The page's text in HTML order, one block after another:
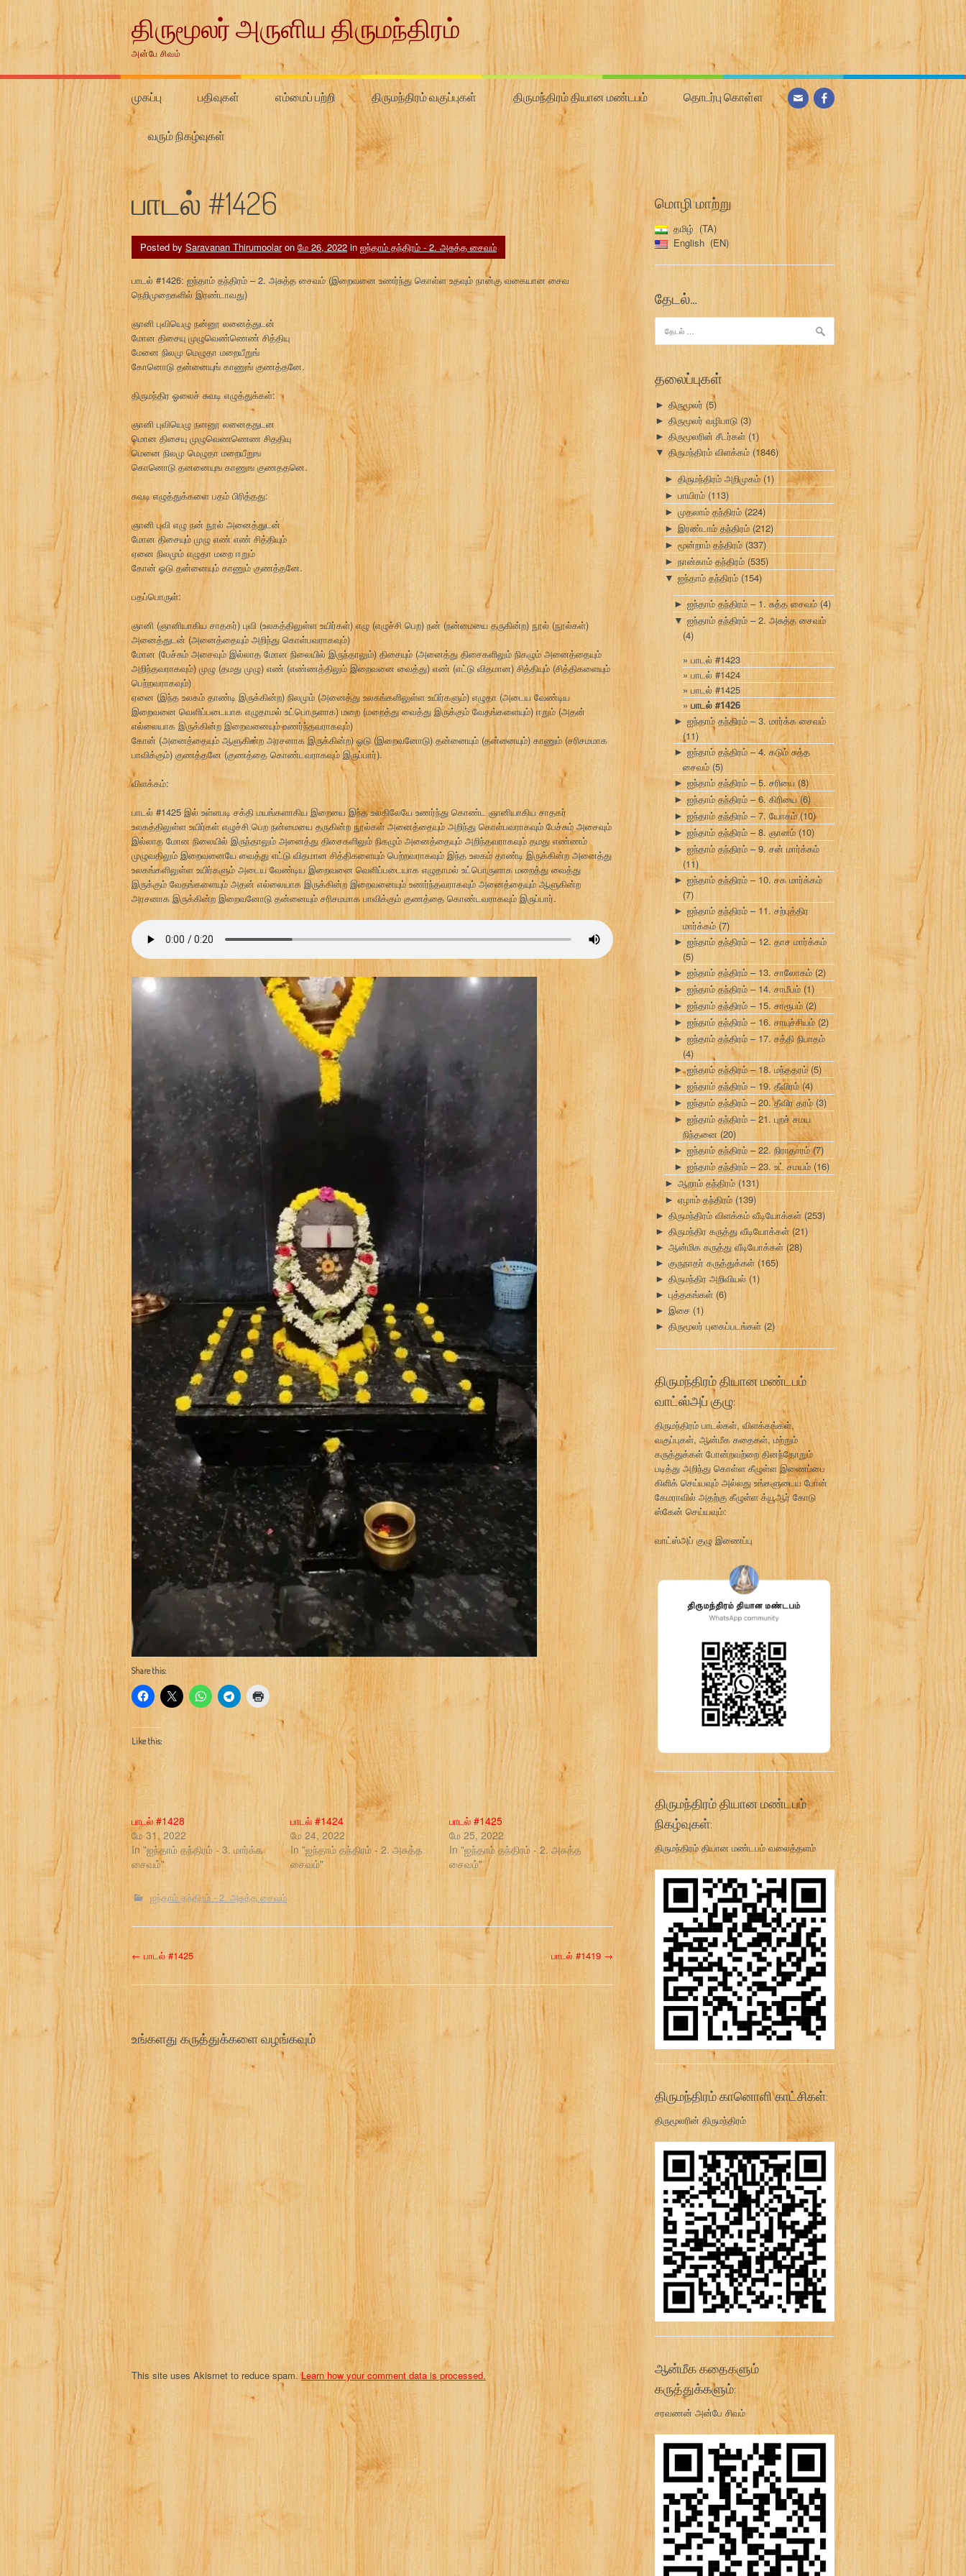
திருமூலர் அருளிய திருமந்திரம்
அன்பே சிவம்
முகப்பு பதிவுகள் எம்மைப் பற்றி திருமந்திரம் வகுப்புகள் திருமந்திரம் தியான மண்டபம் தொடர்பு கொள்ள
வரும் நிகழ்வுகள்
பாடல் #1426
Posted by Saravanan Thirumoolaron மே 26, 2022 in ஐந்தாம் தந்திரம் - 2. அசுத்த சைவம்
பாடல் #1426: ஐந்தாம் தந்திரம் – 2. அசுத்த சைவம் (இறைவனை உணர்ந்து கொள்ள உதவும் நான்கு வகையான சைவ
நெறிமுறைகளில் இரண்டாவது)
ஞானி புவியெழு நன்னூ லனைத்துடன்
மோன திசையு முழுவெண்ணெண் சித்தியு
மேனை நிலமு மெழுதா மறையீறுங்
கோனொடு தன்னையுங் காணுங் குணத்தனே.
திருமந்திர ஓலைச் சுவடி எழுத்துக்கள்:
ஞானி புவியெழு நனனூ லனைததுடன
மொன திசையு முழுவெணணெண சிததியு
மெனை நிலமு மெழுதா மறையீறுங
கொனொடு தனனையுங காணுங குணததனெ.
சுவடி எழுத்துக்களை பதம் பிரித்தது:
ஞானி புவி எழு நன் நூல் அனைத்துடன்
மோன திசையும் முழு எண் எண் சித்தியும்
ஏனை நிலமும் எழுதா மறை ஈறும்
கோன் ஓடு தன்னையும் காணும் குணத்தனே.
பதப்பொருள்:
ஞானி (ஞானியாகிய சாதகர்) புவி (உலகத்திலுள்ள உயிர்கள்) எழு (எழுச்சி பெற) நன் (நன்மையை தருகின்ற) நூல் (நூல்கள்)
அனைத்துடன் (அனைத்தையும் அறிந்து கொள்பவராகவும்)
மோன (பேச்சும் அசைவும் இல்லாத மோன நிலையில் இருந்தாலும்) திசையும் (அனைத்து திசைகளிலும் நிகழும் அனைத்தையும்
அறிந்தவராகவும்) முழு (தமது முழு) எண் (எண்ணத்திலும் இறைவனை வைத்து) எண் (எட்டு விதமான) சித்தியும் (சித்திகளையும்
பெற்றவராகவும்)
ஏனை (இந்த உலகம் தாண்டி இருக்கின்ற) நிலமும் (அனைத்து உலகங்களிலுள்ள உயிர்களும்) எழுதா (அடைய வேண்டிய
இறைவனை வெளிப்படையாக எழுதாமல் உட்பொருளாக) மறை (மறைத்து வைத்து இருக்கும் வேதங்களையும்) ஈறும் (அதன்
எல்லையாக இருக்கின்ற இறைவனையும் உணர்ந்தவராகவும்)
கோன் (அனைத்தையும் ஆளுகின்ற அரசனாக இருக்கின்ற) ஓடு (இறைவனோடு) தன்னையும் (தன்னையும்) காணும் (சரிசமமாக
பாவிக்கும்) குணத்தனே (குணத்தை கொண்டவராகவும் இருப்பார்).
விளக்கம்:
பாடல் #1425 இல் உள்ளபடி சக்தி மயங்களாகிய இறையை இந்த உலகிலேயே உணர்ந்து கொண்ட ஞானியாகிய சாதகர்
உலகத்திலுள்ள உயிர்கள் எழுச்சி பெற நன்மையை தருகின்ற நூல்கள் அனைத்தையும் அறிந்து கொள்பவராகவும் பேச்சும் அசைவும்
இல்லாத மோன நிலையில் இருந்தாலும் அனைத்து திசைகளிலும் நிகழும் அனைத்தையும் அறிந்தவராகவும் தமது எண்ணம்
முழுவதிலும் இறைவனையே வைத்து எட்டு விதமான சித்திகளையும் பெற்றவராகவும் இந்த உலகம் தாண்டி இருக்கின்ற அனைத்து
உலகங்களிலுள்ள உயிர்களும் அடைய வேண்டிய இறைவனை வெளிப்படையாக எழுதாமல் உட்பொருளாக மறைத்து வைத்து
இருக்கும் வேதங்களையும் அதன் எல்லையாக இருக்கின்ற இறைவனையும் உணர்ந்தவராகவும் அனைத்தையும் ஆளுகின்ற
அரசனாக இருக்கின்ற இறைவனோடு தன்னையும் சரிசமமாக பாவிக்கும் குணத்தை கொண்டவராகவும் இருப்பார்.
Share this:
Like this:
பாடல் #1428
மே 31, 2022
In "ஐந்தாம் தந்திரம் - 3. மார்க்க
சைவம்"
பாடல் #1424
மே 24, 2022
In "ஐந்தாம் தந்திரம் - 2. அசுத்த
சைவம்"
பாடல் #1425
மே 25, 2022
In "ஐந்தாம் தந்திரம் - 2. அசுத்த
சைவம்"
ஐந்தாம் தந்திரம் - 2. அசுத்த சைவம்
P
o
t
a
v
i
← பாடல் #1425 பாடல் #1419 →
உங்களது கருத்துக்களை வழங்கவும்
This site uses Akismet to reduce spam.Learn how your comment data is processed.
மொழி மாற்று
தமிழ்
TA
English
EN
தேடல்…
தேடு:
தலைப்புகள்
► திருமூலர் (5)
► திருமூலர் வழிபாடு (3)
► திருமூலரின் சீடர்கள் (1)
▼ திருமந்திரம் விளக்கம் (1846)
► திருமந்திரம் அறிமுகம் (1)
► பாயிரம் (113)
► முதலாம் தந்திரம் (224)
► இரண்டாம் தந்திரம் (212)
► மூன்றாம் தந்திரம் (337)
► நான்காம் தந்திரம் (535)
▼ ஐந்தாம் தந்திரம் (154)
► ஐந்தாம் தந்திரம் – 1. சுத்த சைவம் (4)
▼ ஐந்தாம் தந்திரம் – 2. அசுத்த சைவம்
(4)
பாடல் #1423
பாடல் #1424
பாடல் #1425
பாடல் #1426
► ஐந்தாம் தந்திரம் – 3. மார்க்க சைவம்
(11)
► ஐந்தாம் தந்திரம் – 4. கடும் சுத்த
சைவம் (5)
► ஐந்தாம் தந்திரம் – 5. சரியை (8)
► ஐந்தாம் தந்திரம் – 6. கிரியை(6)
► ஐந்தாம் தந்திரம் – 7. யோகம்(10)
► ஐந்தாம் தந்திரம் – 8. ஞானம் (10)
► ஐந்தாம் தந்திரம் – 9. சன் மார்க்கம்
(11)
► ஐந்தாம் தந்திரம் – 10. சக மார்க்கம்
(7)
► ஐந்தாம் தந்திரம் – 11. சற்புத்திர
மார்க்கம் (7)
► ஐந்தாம் தந்திரம் – 12. தாச மார்க்கம்
(5)
► ஐந்தாம் தந்திரம் – 13. சாலோகம் (2)
► ஐந்தாம் தந்திரம் – 14. சாமீபம் (1)
► ஐந்தாம் தந்திரம் – 15. சாரூபம் (2)
► ஐந்தாம் தந்திரம் – 16. சாயுச்சியம் (2)
► ஐந்தாம் தந்திரம் – 17. சத்தி நிபாதம்
(4)
► ஐந்தாம் தந்திரம் – 18. மந்ததரம்(5)
► ஐந்தாம் தந்திரம் – 19. தீவிரம் (4)
► ஐந்தாம் தந்திரம் – 20. தீவிர தரம் (3)
► ஐந்தாம் தந்திரம் – 21. புறச் சமய
நிந்தனை (20)
► ஐந்தாம் தந்திரம் – 22. நிராதாரம்(7)
► ஐந்தாம் தந்திரம் – 23. உட் சமயம் (16)
► ஆறாம் தந்திரம் (131)
► ஏழாம் தந்திரம் (139)
► திருமந்திரம் விளக்கம் வீடியோக்கள் (253)
► திருமந்திர கருத்து வீடியோக்கள் (21)
► ஆன்மிக கருத்து வீடியோக்கள் (28)
► குருநாதர் கருத்துக்கள் (165)
► திருமந்திர அறிவியல் (1)
► புத்தகங்கள் (6)
► இசை (1)
► திருமூலர் புகைப்படங்கள் (2)
திருமந்திரம் தியான மண்டபம்
வாட்ஸ்அப் குழு:
திருமந்திரம் பாடல்கள், விளக்கங்கள்,
வகுப்புகள், ஆன்மீக கதைகள், மற்றும்
கருத்துக்கள் போன்றவற்றை தினந்தோறும்
படித்து அறிந்து கொள்ள கீழுள்ள இணைப்பை
கிளிக் செய்யவும் அல்லது உங்களுடைய போன்
கேமராவில் அதற்கு கீழுள்ள க்யூஆர் கோடு
ஸ்கேன் செய்யவும்:
வாட்ஸ்அப் குழு இணைப்பு
திருமந்திரம் தியான மண்டபம்
நிகழ்வுகள்:
திருமந்திரம் தியான மண்டபம் வலைத்தளம்
திருமந்திரம் கானொளி காட்சிகள்:
திருமூலரின் திருமந்திரம்
ஆன்மீக கதைகளும்
கருத்துக்களும்:
சரவணன் அன்பே சிவம்